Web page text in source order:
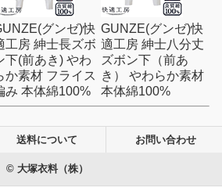
グンゼ)快
工房 紳士長ズボ
下(前あき) やわ
か素材 フライス
み 本体綿100%
GUNZE(グンゼ)快
適工房 紳士八分丈
ズボン下（前あ
き） やわらか素材
本体綿100%
送料について お問い合わせ
© 大塚衣料（株）